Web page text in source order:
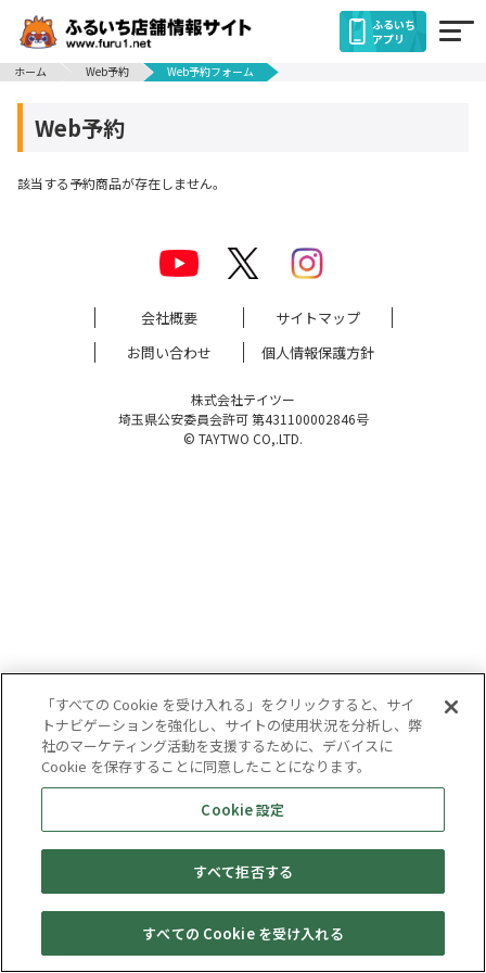
ふるいち
アプリ
ホーム
Web予約 Web予約フォーム
Web予約
該当する予約商品が存在しません。
会社概要
サイトマップ
お問い合わせ
個人情報保護方針
株式会社テイツー
埼玉県公安委員会許可 第431100002846号
© TAYTWO CO,.LTD.
キャンペーン 店舗一覧 Web予約 買取情報 宅配買取
「すべての Cookie を受け入れる」をクリックすると、サイ
トナビゲーションを強化し、サイトの使用状況を分析し、弊
社のマーケティング活動を支援するために、デバイスに
Cookie を保存することに同意したことになります。
Cookie 設定
すべて拒否する
すべての Cookie を受け入れる